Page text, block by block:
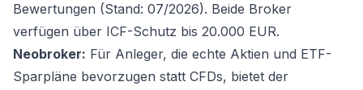
Bewertungen (Stand: 07/2026). Beide Broker
verfügen über ICF-Schutz bis 20.000 EUR.
Neobroker: Für Anleger, die echte Aktien und ETF-
Sparpläne bevorzugen statt CFDs, bietet der